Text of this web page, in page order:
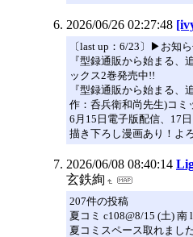
2026/06/26 02:27:48
〔last up：6/23〕▶お知
『型録通販から始まる、
ックス2巻発売中!!
『型録通販から始まる、
作：呑兵衛和尚先生)コミ
6月15日電子版配信、17
描き下ろし漫画あり！よ
2026/06/08 08:40:14
玄鉄絢
207件の投稿
夏コミ c108@8/15 (土) 南
夏コミスペース取れまし